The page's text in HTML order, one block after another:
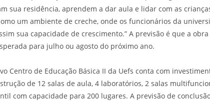
sua residência, aprendem a dar aula e lidar com as
um ambiente de creche, onde os funcionários da
sua capacidade de crescimento.” A previsão é que a
para julho ou agosto do próximo ano.
Centro de Educação Básica II da Uefs conta com
de 12 salas de aula, 4 laboratórios, 2 salas
com capacidade para 200 lugares. A previsão de